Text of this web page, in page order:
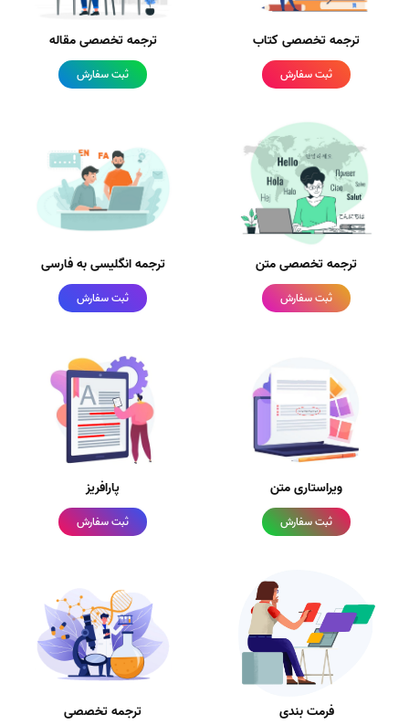
ترجمه تخصصی کتاب
ثبت سفارش
ترجمه تخصصی مقاله
ثبت سفارش
ترجمه تخصصی متن
ثبت سفارش
ترجمه انگلیسی به فارسی
ثبت سفارش
ویراستاری متن
ثبت سفارش
پارافریز
ثبت سفارش
فرمت بندی ترجمه تخصصی